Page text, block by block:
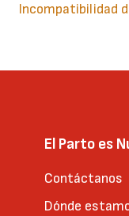
Incompatibilidad
El Parto es
Contáctanos
Dónde